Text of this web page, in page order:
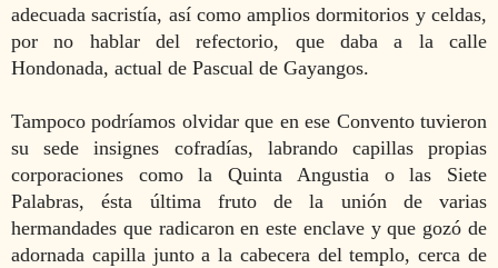
adecuada sacristía, así como amplios dormitorios y celdas,
por no hablar del refectorio, que daba a la calle
Hondonada, actual de Pascual de Gayangos.
Tampoco podríamos olvidar que en ese Convento tuvieron
su sede insignes cofradías, labrando capillas propias
corporaciones como la Quinta Angustia o las Siete
Palabras, ésta última fruto de la unión de varias
hermandades que radicaron en este enclave y que gozó de
adornada capilla junto a la cabecera del templo, cerca de